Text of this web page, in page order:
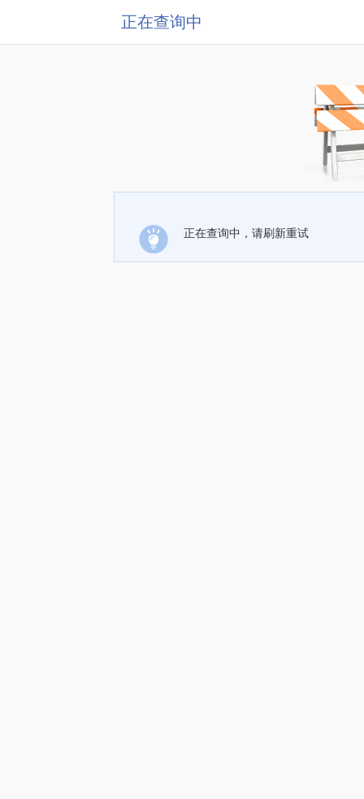
正在查询中
正在查询中，请刷新重试